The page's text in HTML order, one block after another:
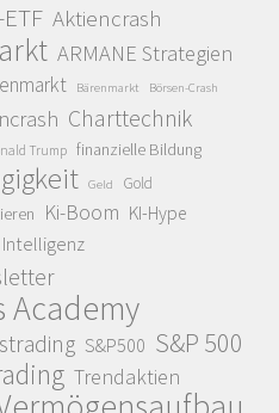
Aktiencrash
ARMANE Strategien
Bärenmarkt Börsen-Crash
Charttechnik
Trump finanzielle Bildung
Geld Gold
Ki-Boom KI-Hype
Academy
S&P500 S&P 500
Trendaktien